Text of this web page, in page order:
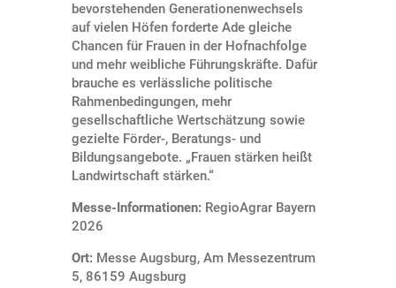
bevorstehenden Generationenwechsels
auf vielen Höfen forderte Ade gleiche
Chancen für Frauen in der Hofnachfolge
und mehr weibliche Führungskräfte. Dafür
brauche es verlässliche politische
Rahmenbedingungen, mehr
gesellschaftliche Wertschätzung sowie
gezielte Förder-, Beratungs- und
Bildungsangebote. „Frauen stärken heißt
Landwirtschaft stärken.“
Messe-Informationen:RegioAgrar Bayern
2026
Ort:Messe Augsburg, Am Messezentrum
5, 86159 Augsburg